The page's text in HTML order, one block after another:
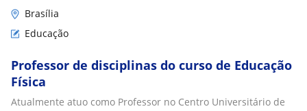
Brasília
Educação
Professor de disciplinas do curso de Educação
Física
Atualmente atuo como Professor no Centro Universitário de